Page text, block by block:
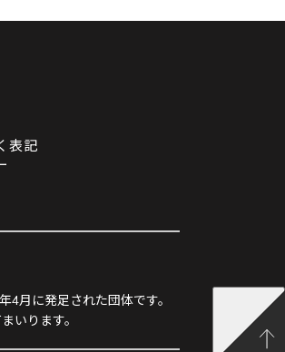
表記
月に発足された団体です。
いります。